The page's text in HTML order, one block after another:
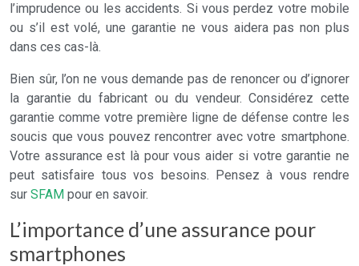
l’imprudence ou les accidents. Si vous perdez votre mobile
ou s’il est volé, une garantie ne vous aidera pas non plus
dans ces cas-là.
Bien sûr, l’on ne vous demande pas de renoncer ou d’ignorer
la garantie du fabricant ou du vendeur. Considérez cette
garantie comme votre première ligne de défense contre les
soucis que vous pouvez rencontrer avec votre smartphone.
Votre assurance est là pour vous aider si votre garantie ne
peut satisfaire tous vos besoins. Pensez à vous rendre
sur SFAM pour en savoir.
L’importance d’une assurance pour
smartphones